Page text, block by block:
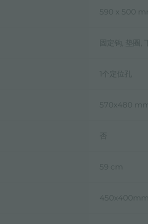
590 x 500
固定钩, 垫圈,
1个定位孔
570x480
否
59 cm